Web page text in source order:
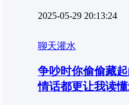
2025-05-29 20:13:24
聊天灌水
争吵时你偷偷藏
情话都更让我读懂